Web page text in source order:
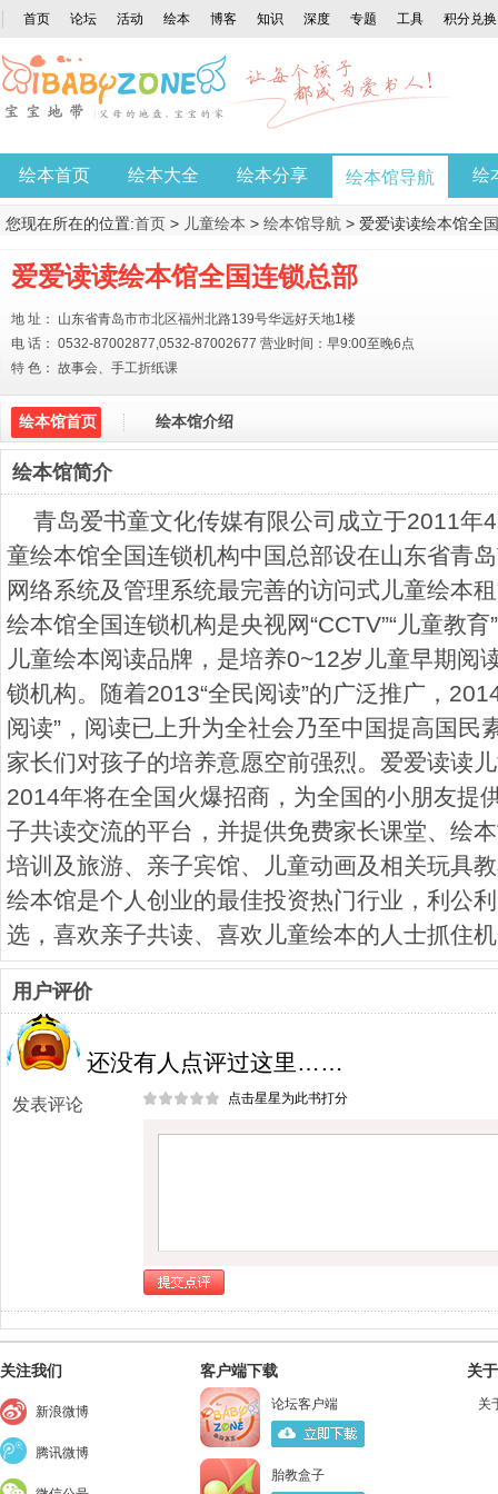
首页 论坛 活动 绘本 博客 知识 深度 专题 工具 积分兑换
绘本首页 绘本大全 绘本分享 绘本馆导航 绘
您现在所在的位置:首页 > 儿童绘本 > 绘本馆导航 > 爱爱读读绘本馆全
爱爱读读绘本馆全国连锁总部
地 址： 山东省青岛市市北区福州北路139号华远好天地1楼
电 话： 0532-87002877,0532-87002677 营业时间：早9:00至晚6点
特 色： 故事会、手工折纸课
绘本馆首页 绘本馆介绍
绘本馆简介
青岛爱书童文化传媒有限公司成立于2011年
童绘本馆全国连锁机构中国总部设在山东省青
网络系统及管理系统最完善的访问式儿童绘本
绘本馆全国连锁机构是央视网“CCTV”“儿童教
儿童绘本阅读品牌，是培养0~12岁儿童早期阅
锁机构。随着2013“全民阅读”的广泛推广，
阅读”，阅读已上升为全社会乃至中国提高国民
家长们对孩子的培养意愿空前强烈。爱爱读读
2014年将在全国火爆招商，为全国的小朋友提
子共读交流的平台，并提供免费家长课堂、绘
培训及旅游、亲子宾馆、儿童动画及相关玩具
绘本馆是个人创业的最佳投资热门行业，利公
选，喜欢亲子共读、喜欢儿童绘本的人士抓住
用户评价
还没有人点评过这里……
发表评论 点击星星为此书打分
关注我们
新浪微博
腾讯微博
客户端下载
论坛客户端
胎教盒子
关
关